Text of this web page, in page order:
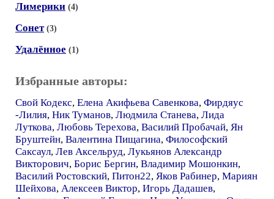
Лимерики (4)
Сонет (3)
Удалённое (1)
Избранные авторы:
Свой Кодекс, Елена Акифьева Савенкова, Фирдяус
-Лилия, Ник Туманов, Людмила Станева, Лида
Луткова, Любовь Терехова, Василий Пробачай, Ян
Бруштейн, Валентина Пищагина, Философский
Саксаул, Лев Аксельруд, Лукьянов Александр
Викторович, Борис Бергин, Владимир Мошонкин,
Василий Ростовский, Питон22, Яков Рабинер, Мариян
Шейхова, Алексеев Виктор, Игорь Дадашев,